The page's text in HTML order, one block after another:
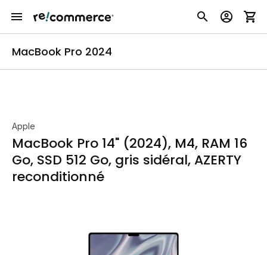
MacBook Pro 2024
Apple
MacBook Pro 14" (2024), M4, RAM 16
Go, SSD 512 Go, gris sidéral, AZERTY
reconditionné